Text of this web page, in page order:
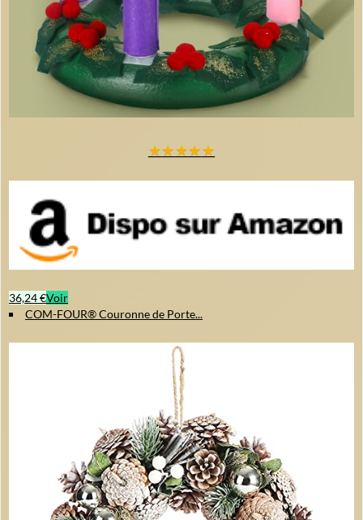
★★★★★
36,24 €Voir
COM-FOUR® Couronne de Porte...